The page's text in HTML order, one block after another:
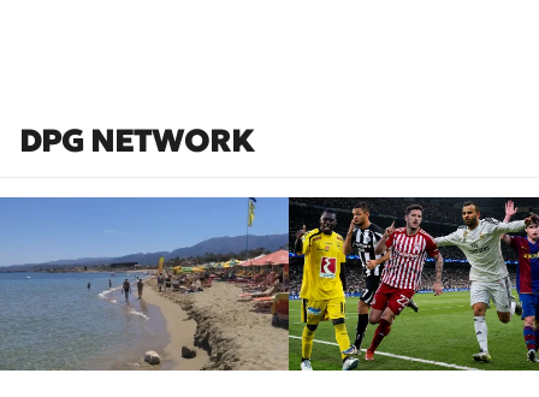
DPG NETWORK